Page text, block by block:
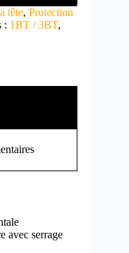
tête, Protection
: 1BT / 3BT,
avec serrage